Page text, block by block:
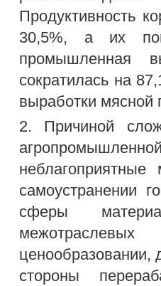
Продуктивность
30,5%, а их
промышленная
сократилась на
выработки мясной
2. Причиной
самоустранении
сферы
ценообразовании,
стороны